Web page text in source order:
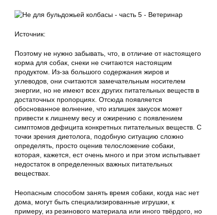
Источник:
Поэтому не нужно забывать, что, в отличие от настоящего
корма для собак, снеки не считаются настоящим
продуктом. Из-за большого содержания жиров и
углеводов, они считаются замечательным носителем
энергии, но не имеют всех других питательных веществ в
достаточных пропорциях. Отсюда появляется
обоснованное волнение, что излишек закусок может
привести к лишнему весу и ожирению с появлением
симптомов дефицита конкретных питательных веществ. С
точки зрения диетолога, подобную ситуацию сложно
определять, просто оценив телосложение собаки,
которая, кажется, ест очень много и при этом испытывает
недостаток в определенных важных питательных
веществах.
Неопасным способом занять время собаки, когда нас нет
дома, могут быть специализированные игрушки, к
примеру, из резинового материала или иного твёрдого, но